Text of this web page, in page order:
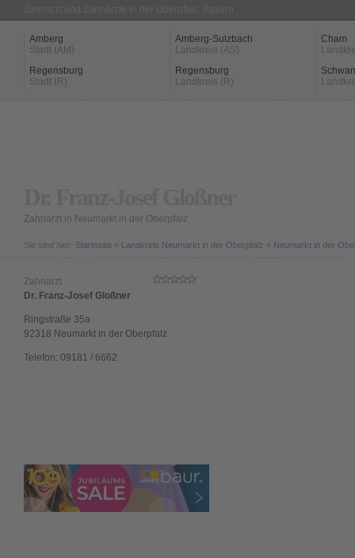
Amberg
Stadt (AM)
Amberg-Sulzbach
Landkreis (AS)
Cham
Regensburg
Stadt (R)
Regensburg
Landkreis (R)
Zahnarzt in Neumarkt in der Oberpfalz
Sie sind hier: Startseite » Landkreis Neumarkt in der Oberpfalz » Neumarkt in der
Zahnarzt
Dr. Franz-Josef Gloßner
Ringstraße 35a
92318 Neumarkt in der Oberpfalz
Telefon: 09181 / 6662